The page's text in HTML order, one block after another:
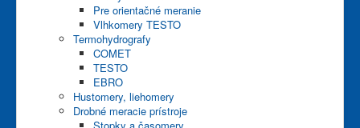
Pre orientačné meranie
Vlhkomery TESTO
Termohydrografy
COMET
TESTO
EBRO
Hustomery, liehomery
Drobné meracie prístroje